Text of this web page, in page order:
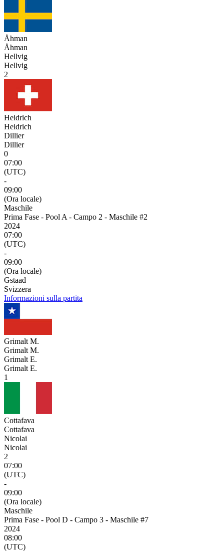
Åhman
Åhman
Hellvig
Hellvig
2
Heidrich
Heidrich
Dillier
Dillier
0
07:00
(UTC)
-
09:00
(Ora locale)
Maschile
Prima Fase - Pool A - Campo 2 - Maschile #2
2024
07:00
(UTC)
-
09:00
(Ora locale)
Gstaad
Svizzera
Informazioni sulla partita
Grimalt M.
Grimalt M.
Grimalt E.
Grimalt E.
1
Cottafava
Cottafava
Nicolai
Nicolai
2
07:00
(UTC)
-
09:00
(Ora locale)
Maschile
Prima Fase - Pool D - Campo 3 - Maschile #7
2024
08:00
(UTC)